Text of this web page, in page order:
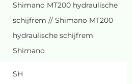
Shimano MT200 hydraulische
schijfrem // Shimano MT200
hydraulische schijfrem
Shimano
SH